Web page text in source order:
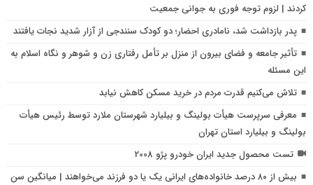
کردند | لزوم توجه فوری به جوانی جمعیت
پدر بازداشت شد، نامادری احضار؛ دو کودک سنندجی از آزار شدید نجات یافتند
تأثیر جامعه و فضای بیرون از منزل بر تأمل رفتاری زن و شوهر و نگاه اسلام به
این مسئله
تلاش می‌کنیم قدرت مردم در خرید مسکن کاهش نیابد
معرفی سرپرست هیأت بولینگ و بیلیارد شهرستان ملارد توسط رئیس هیأت
بولینگ و بیلیارد استان تهران
تست محصول جدید ایران خودرو پژو 2008
بیش از ۸۰ درصد خانواده‌های ایرانی یک یا دو فرزند می‌خواهند | میانگین سن